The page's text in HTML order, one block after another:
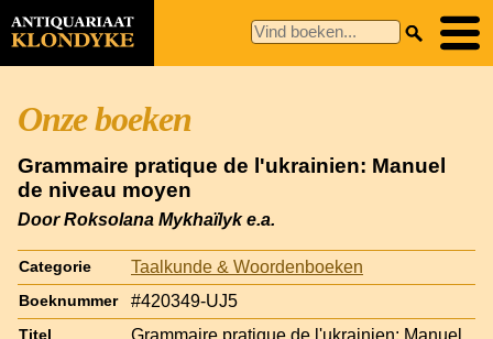
Onze boeken
Grammaire pratique de l'ukrainien: Manuel
de niveau moyen
Door Roksolana Mykhaïlyk e.a.
Categorie Taalkunde & Woordenboeken
Boeknummer #420349-UJ5
Titel
Grammaire pratique de l'ukrainien: Manuel